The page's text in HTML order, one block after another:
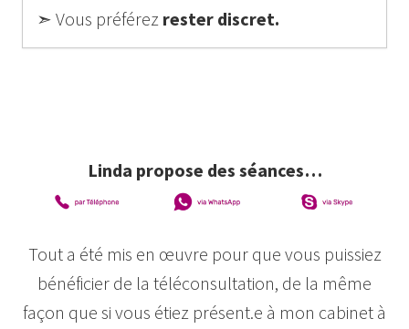
➣ Vous préférez rester discret.
Linda propose des séances…
Tout a été mis en œuvre pour que vous puissiez
bénéficier de la téléconsultation, de la même
façon que si vous étiez présent.e à mon cabinet à